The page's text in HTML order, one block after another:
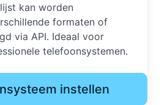
kan worden
formaten of
via API. Ideaal voor
telefoonsystemen.
instellen